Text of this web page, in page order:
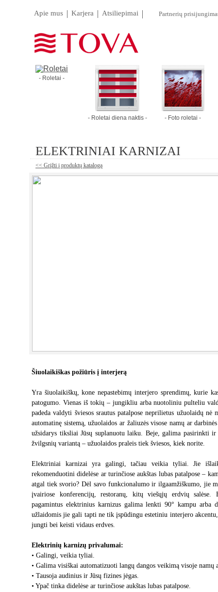
Apie mus Karjera Atsiliepimai Partnerių
- Roletai -
- Roletai diena naktis - - Foto roletai -
ELEKTRINIAI KARNIZAI
<< Grįžti į produktų katalogą
Šiuolaikiškas požiūris į interjerą
Yra šiuolaikiškų, kone nepastebimų interjero sprendimų, kurie
patogumo. Vienas iš tokių – jungikliu arba nuotoliniu pulteliu
padeda valdyti šviesos srautus patalpose neprilietus užuolaidų nė
automatinę sistemą, užuolaidos ar žaliuzės visose namų ar
užsidarys tiksliai Jūsų suplanuotu laiku. Beje, galima pasirinkti ir
žvilgsnių variantą – užuolaidos praleis tiek šviesos, kiek norite.
Elektriniai karnizai yra galingi, tačiau veikia tyliai. Jie
rekomenduotini didelėse ar turinčiose aukštas lubas patalpose –
atgal tiek svorio? Dėl savo funkcionalumo ir ilgaamžiškumo, jie
įvairiose konferencijų, restoranų, kitų viešųjų erdvių
pagamintus elektrinius karnizus galima lenkti 90° kampu
užlaidomis jie gali tapti ne tik įspūdingu estetiniu interjero
jungti bei keisti vidaus erdves.
Elektrinių karnizų privalumai:
• Galingi, veikia tyliai.
• Galima visiškai automatizuoti langų dangos veikimą visoje namų
• Tausoja audinius ir Jūsų fizines jėgas.
• Ypač tinka didelėse ar turinčiose aukštas lubas patalpose.